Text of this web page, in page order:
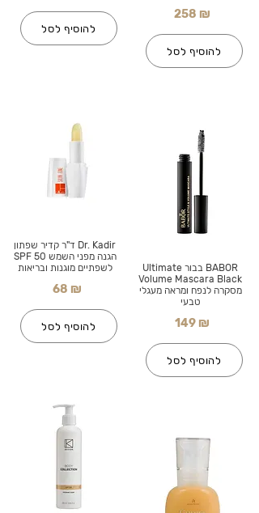
להוסיף לסל
Dr. Kadir ד"ר קדיר שפתון
הגנה מפני השמש SPF 50
לשפתיים מוגנות ובריאות
68 ₪
להוסיף לסל
258 ₪
להוסיף לסל
BABOR בבור Ultimate
Volume Mascara Black
מסקרה לנפח ומראה מעגלי
טבעי
149 ₪
להוסיף לסל